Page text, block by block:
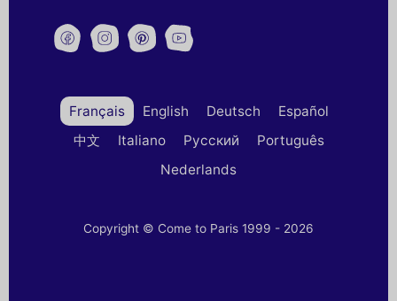
Français English Deutsch
Español
中文
Italiano Русский
Português
Nederlands
Copyright © Come to Paris 1999 - 2026